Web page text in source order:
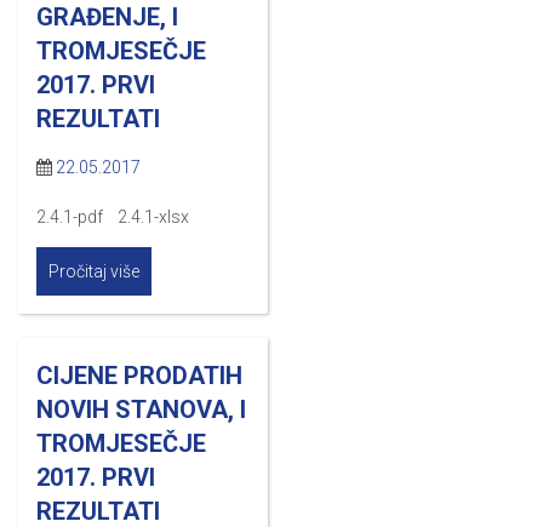
GRAĐENJE, I
TROMJESEČJE
2017. PRVI
REZULTATI
22.05.2017
2.4.1-pdf 2.4.1-xlsx
Pročitaj više
CIJENE PRODATIH
NOVIH STANOVA, I
TROMJESEČJE
2017. PRVI
REZULTATI